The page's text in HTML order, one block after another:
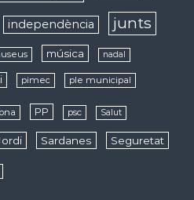
independència junts
música nadal
pimec ple municipal
PP psc Salut
Sardanes Seguretat